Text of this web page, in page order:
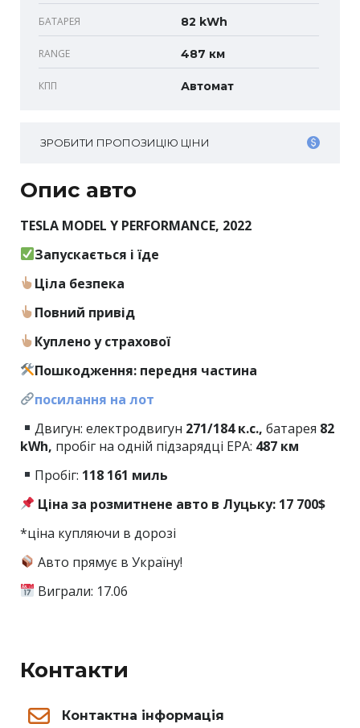
БАТАРЕЯ 82 kWh
RANGE 487 км
КПП Автомат
ЗРОБИТИ ПРОПОЗИЦІЮ ЦІНИ
Опис авто
TESLA MODEL Y PERFORMANCE, 2022
Запускається і їде
Ціла безпека
Повний привід
Куплено у страхової
Пошкодження: передня частина
посилання на лот
Двигун: електродвигун 271/184 к.с.,батарея 82
kWh, пробіг на одній підзарядці EPA: 487 км
Пробіг: 118 161 миль
Ціна за розмитнене авто в Луцьку: 17 700$
*ціна купляючи в дорозі
Авто прямує в Україну!
Виграли: 17.06
Контакти
Контактна інформація